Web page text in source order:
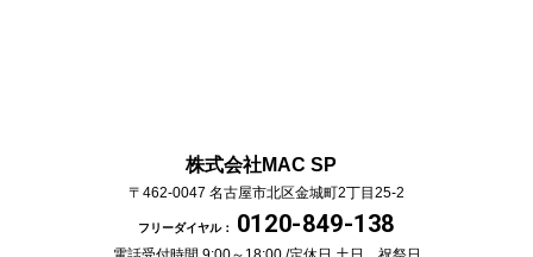
株式会社MAC SP
〒462-0047 名古屋市北区金城町2丁目25-2
フリーダイヤル： 0120-849-138